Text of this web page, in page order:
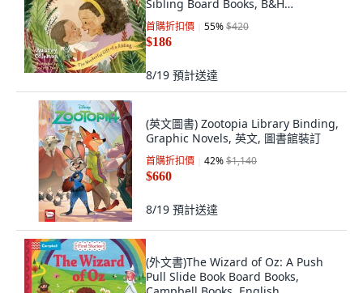
Sibling Board Books, B&H
Publishing Group, 英文, 硬頁書
首購折扣價 55%$420
$186
8/19 預計送達
(英文圖書) Zootopia Library Binding,
Graphic Novels, 英文, 圖書館裝訂
首購折扣價 42%$1,140
$660
8/19 預計送達
(外文書)The Wizard of Oz: A Push
Pull Slide Book Board Books,